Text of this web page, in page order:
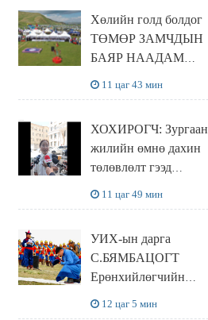
болгох тогтоолын
төслийг баталлаа
Хөлийн голд болдог
ТӨМӨР ЗАМЧДЫН
БАЯР НААДАМ
11 цаг 43 мин
ХОХИРОГЧ: Зургаан
жилийн өмнө дахин
төлөвлөлт гээд
байхгүй, орон сууц ч
байхгүй хаана
амьдрахаа мэдэхгүй
явж байна
11 цаг 49 мин
УИХ-ын дарга
С.БЯМБАЦОГТ
Ерөнхийлөгчийн
12 цаг 5 мин